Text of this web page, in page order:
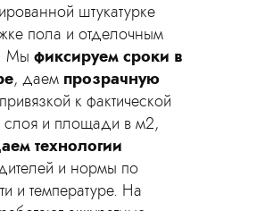
штукатурке
пола и отделочным
Мы фиксируем сроки в
, даем прозрачную
к фактической
слоя и площади в м2,
технологии
и нормы по
и температуре. На